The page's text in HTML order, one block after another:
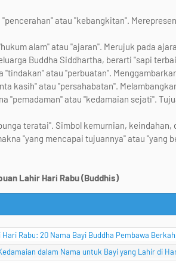
atau "kebangkitan".
alam" atau "ajaran". Merujuk pada
Buddha Siddhartha, berarti "sapi
"tindakan" atau "perbuatan".
kasih" atau "persahabatan".
"pemadaman" atau "kedamaian sejati".
teratai". Simbol kemurnian, keindahan,
"yang mencapai tujuannya" atau "yang
Lahir Hari Rabu (Buddhis)
Hari Rabu: 20 Nama Bayi Buddha Pembawa Berkah
dalam Nama untuk Bayi yang Lahir di